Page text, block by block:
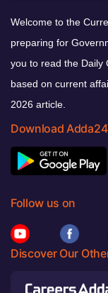
Welcome to the
preparing for
you to read the Daily
based on current
2026 article.
Download
Follow us on
Discover Our